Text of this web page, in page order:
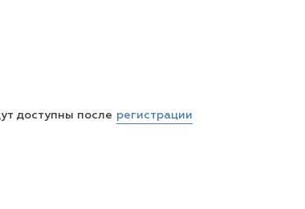
доступны после регистрации